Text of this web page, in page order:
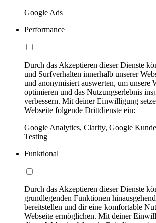
Google Ads
Performance
Durch das Akzeptieren dieser Dienste
und Surfverhalten innerhalb unserer
und anonymisiert auswerten, um unsere
optimieren und das Nutzungserlebnis
verbessern. Mit deiner Einwilligung
Webseite folgende Drittdienste ein:
Google Analytics, Clarity, Google
Testing
Funktional
Durch das Akzeptieren dieser Dienste
grundlegenden Funktionen
bereitstellen und dir eine komfortable
Webseite ermöglichen. Mit deiner